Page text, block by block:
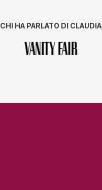
CHI HA PARLATO DI CLAUDIA